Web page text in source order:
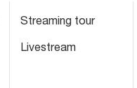
Streaming tour
Livestream